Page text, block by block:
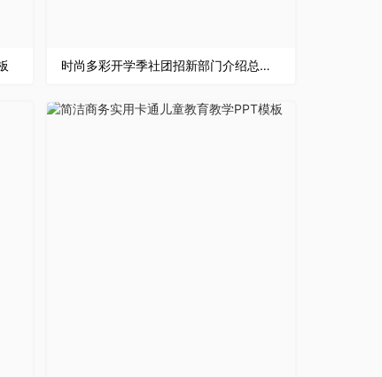
时尚多彩开学季社团招新部门介绍总结计划活动方案主题PPT模板